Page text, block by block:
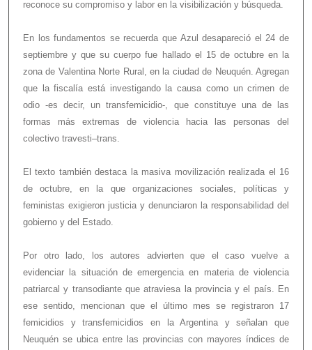
reconoce su compromiso y labor en la visibilización y búsqueda.
En los fundamentos se recuerda que Azul desapareció el 24 de
septiembre y que su cuerpo fue hallado el 15 de octubre en la
zona de Valentina Norte Rural, en la ciudad de Neuquén. Agregan
que la fiscalía está investigando la causa como un crimen de
odio -es decir, un transfemicidio-, que constituye una de las
formas más extremas de violencia hacia las personas del
colectivo travesti–trans.
El texto también destaca la masiva movilización realizada el 16
de octubre, en la que organizaciones sociales, políticas y
feministas exigieron justicia y denunciaron la responsabilidad del
gobierno y del Estado.
Por otro lado, los autores advierten que el caso vuelve a
evidenciar la situación de emergencia en materia de violencia
patriarcal y transodiante que atraviesa la provincia y el país. En
ese sentido, mencionan que el último mes se registraron 17
femicidios y transfemicidios en la Argentina y señalan que
Neuquén se ubica entre las provincias con mayores índices de